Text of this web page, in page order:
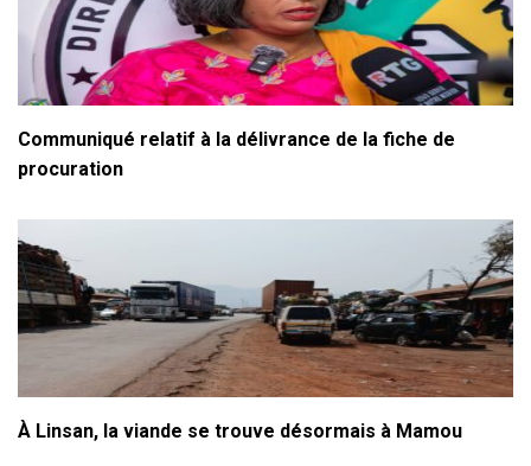
Communiqué relatif à la délivrance de la fiche de
procuration
À Linsan, la viande se trouve désormais à Mamou